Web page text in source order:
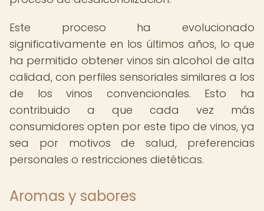
Este proceso ha evolucionado
significativamente en los últimos años, lo que
ha permitido obtener vinos sin alcohol de alta
calidad, con perfiles sensoriales similares a los
de los vinos convencionales. Esto ha
contribuido a que cada vez más
consumidores opten por este tipo de vinos, ya
sea por motivos de salud, preferencias
personales o restricciones dietéticas.
Aromas y sabores